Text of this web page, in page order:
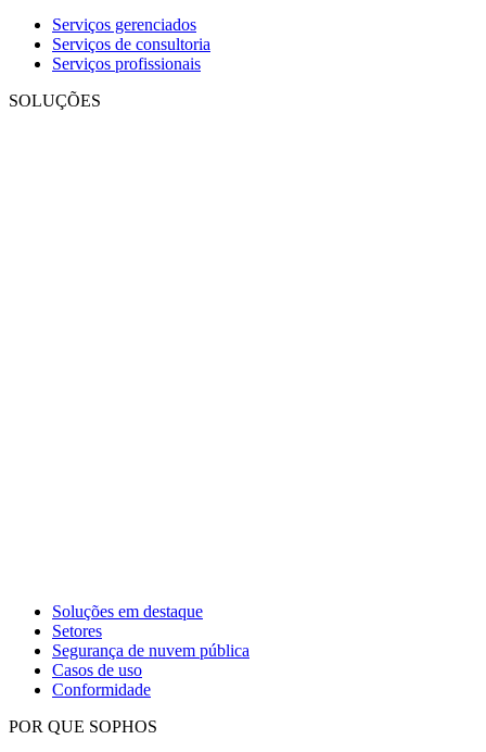
Serviços gerenciados
Serviços de consultoria
Serviços profissionais
SOLUÇÕES
Soluções em destaque
Setores
Segurança de nuvem pública
Casos de uso
Conformidade
POR QUE SOPHOS